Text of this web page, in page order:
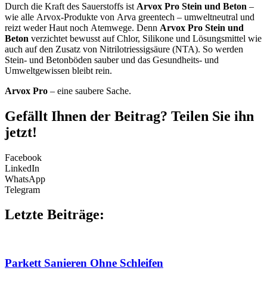
Durch die Kraft des Sauerstoffs ist Arvox Pro Stein und Beton –
wie alle Arvox-Produkte von Arva greentech – umweltneutral und
reizt weder Haut noch Atemwege. Denn Arvox Pro Stein und
Beton verzichtet bewusst auf Chlor, Silikone und Lösungsmittel wie
auch auf den Zusatz von Nitrilotriessigsäure (NTA). So werden
Stein- und Betonböden sauber und das Gesundheits- und
Umweltgewissen bleibt rein.
Arvox Pro – eine saubere Sache.
Gefällt Ihnen der Beitrag? Teilen Sie ihn
jetzt!
Facebook
LinkedIn
WhatsApp
Telegram
Letzte Beiträge:
Parkett Sanieren Ohne Schleifen